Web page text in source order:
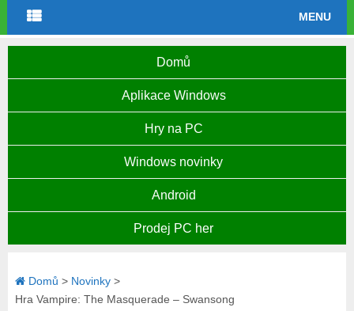
MENU
Domů
Aplikace Windows
Hry na PC
Windows novinky
Android
Prodej PC her
Domů > Novinky>
Hra Vampire: The Masquerade – Swansong